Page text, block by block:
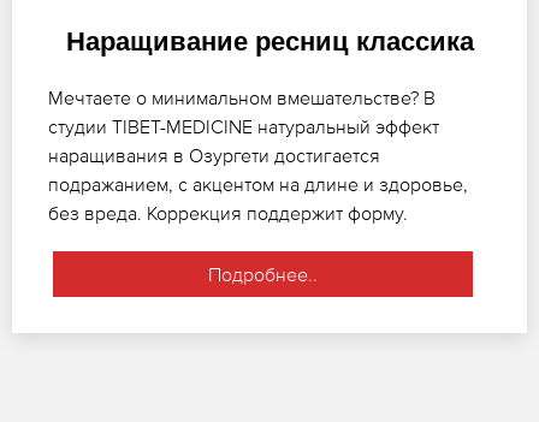
Наращивание ресниц классика
Мечтаете о минимальном вмешательстве? В
студии TIBET-MEDICINE натуральный эффект
наращивания в Озургети достигается
подражанием, с акцентом на длине и здоровье,
без вреда. Коррекция поддержит форму.
Подробнее..